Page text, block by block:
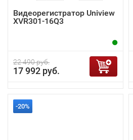
Видеорегистратор Uniview
XVR301-16Q3
22 490 руб.
17 992 руб.
-20%